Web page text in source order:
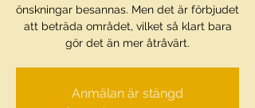
önskningar besannas. Men det är förbjudet
att beträda området, vilket så klart bara
gör det än mer åtråvärt.
Anmälan är stängd